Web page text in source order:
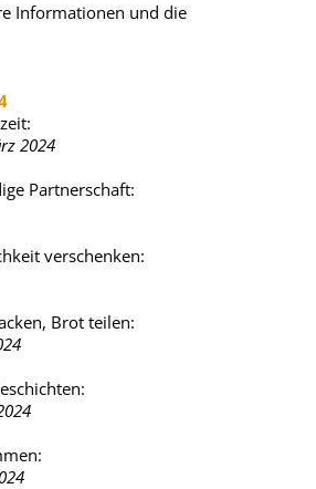
Informationen und die
2024
Partnerschaft:
verschenken:
Brot teilen: